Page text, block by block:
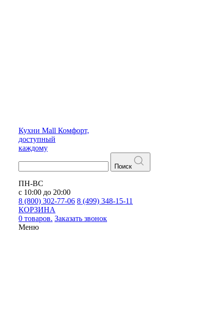
Кухни Mall Комфорт,
доступный
каждому
Поиск
ПН-ВС
с 10:00 до 20:00
8 (800) 302-77-06 8 (499) 348-15-11
КОРЗИНА
0 товаров. Заказать звонок
Меню